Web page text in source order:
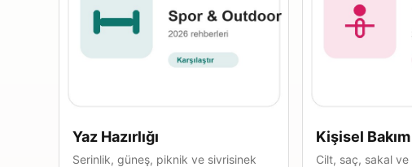
Yaz Hazırlığı
Serinlik, güneş, piknik ve sivrisinek
Kişisel Bakım
Cilt, saç, sakal ve